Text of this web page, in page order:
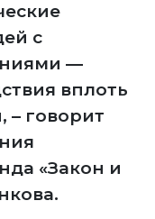
с
—
вплоть
– говорит
«Закон и